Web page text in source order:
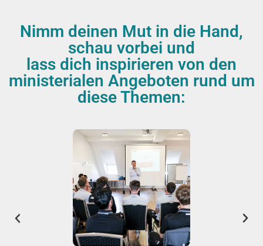
Nimm deinen Mut in die Hand,
schau vorbei und
lass dich inspirieren von den
ministerialen Angeboten rund um
diese Themen: